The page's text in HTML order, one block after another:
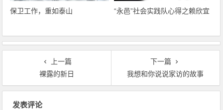
保卫工作，重如泰山 “永邑”社会实践队心得之赖欣宜
上一篇
裸露的新日
下一篇
我想和你说说家访的故事
发表评论